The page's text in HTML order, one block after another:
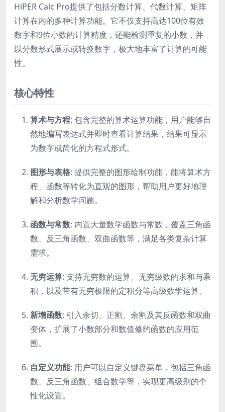
HiPER Calc Pro提供了包括分数计算、代数计算、矩阵
计算在内的多种计算功能。它不仅支持高达100位有效
数字和9位小数的计算精度，还能检测重复的小数，并
以分数形式展示或转换数字，极大地丰富了计算的可能
性。
核心特性
算术与方程: 包含完整的算术运算功能，用户能够自
然地编写表达式并即时查看计算结果，结果可显示
为数字或简化的方程式形式。
图形与表格: 提供完整的图形绘制功能，能将算术方
程、函数等转化为直观的图形，帮助用户更好地理
解和分析数学问题。
函数与常数: 内置大量数学函数与常数，覆盖三角函
数、反三角函数、双曲函数等，满足各类复杂计算
需求。
无穷运算: 支持无穷数的运算、无穷级数的求和与乘
积，以及带有无穷极限的定积分等高级数学运算。
新增函数: 引入余切、正割、余割及其反函数和双曲
变体，扩展了小数部分和数值修约函数的应用范
围。
自定义功能: 用户可以自定义键盘菜单，包括三角函
数、反三角函数、组合数学等，实现更高级别的个
性化设置。